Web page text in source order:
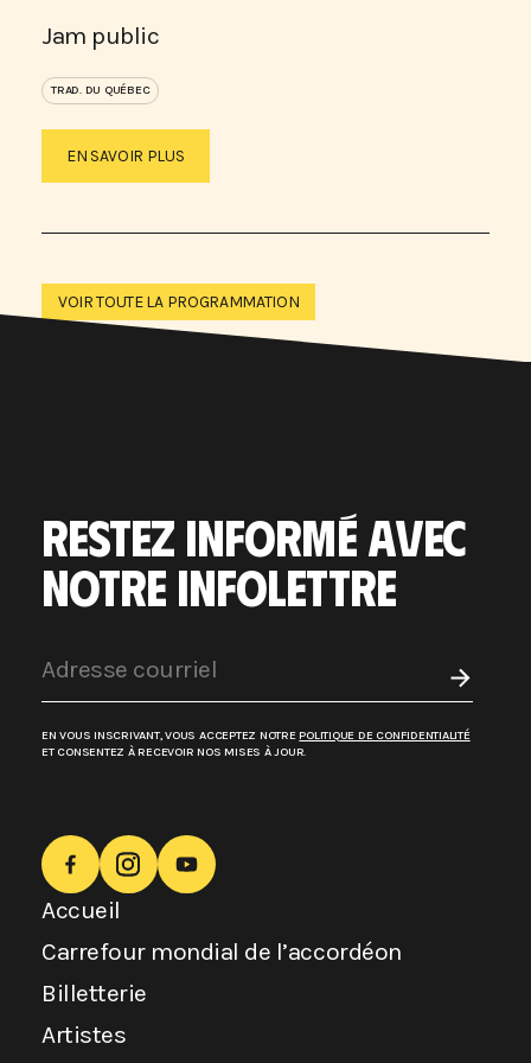
Jam public
TRAD. DU QUÉBEC
EN SAVOIR PLUS
VOIR TOUTE LA PROGRAMMATION
RESTEZ INFORMÉ AVEC
NOTRE INFOLETTRE
EN VOUS INSCRIVANT, VOUS ACCEPTEZ NOTRE POLITIQUE DE CONFIDENTIALITÉ
ET CONSENTEZ À RECEVOIR NOS MISES À JOUR.
Accueil
Carrefour mondial de l’accordéon
Billetterie
Artistes